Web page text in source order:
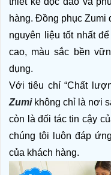
hàng. Đồng phục Zumi
nguyên liệu tốt nhất
cao, màu sắc bền
dụng.
Với tiêu chí “Chất
Zumi không chỉ là nơi
còn là đối tác tin cậy
chúng tôi luôn đáp
của khách hàng.